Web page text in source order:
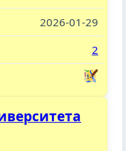
2026-01-29
2